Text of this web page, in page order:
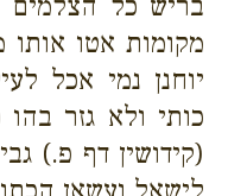
מקומות אטו
יוחנן נמי אכל
כותי ולא גזר
(קידושין דף פ.)